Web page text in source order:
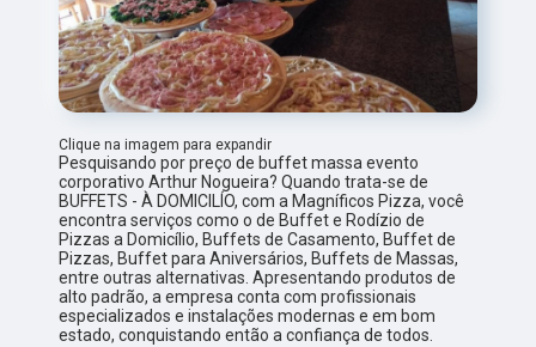
Clique na imagem para expandir
Pesquisando por preço de buffet massa evento
corporativo Arthur Nogueira? Quando trata-se de
BUFFETS - À DOMICILÍO, com a Magníficos Pizza, você
encontra serviços como o de Buffet e Rodízio de
Pizzas a Domicílio, Buffets de Casamento, Buffet de
Pizzas, Buffet para Aniversários, Buffets de Massas,
entre outras alternativas. Apresentando produtos de
alto padrão, a empresa conta com profissionais
especializados e instalações modernas e em bom
estado, conquistando então a confiança de todos.